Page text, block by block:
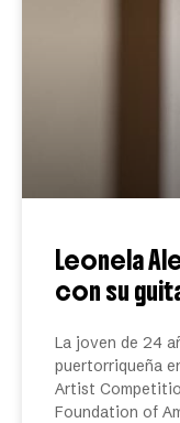
Leonela
con su
La joven de 24
puertorriqueña
Artist
Foundation of